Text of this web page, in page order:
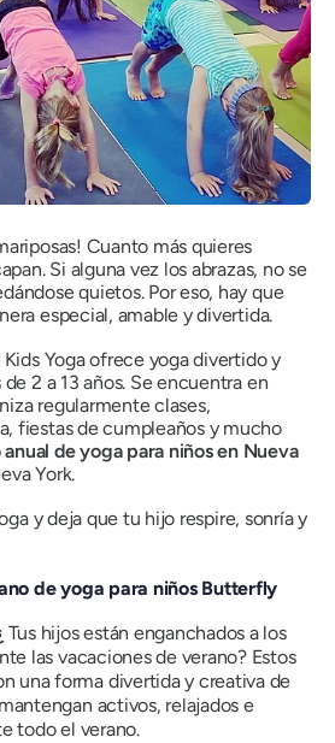
Cuanto más quieres
Si alguna vez los abrazas, no se
quietos. Por eso, hay que
especial, amable y divertida.
Yoga ofrece yoga divertido y
2 a 13 años. Se encuentra en
regularmente clases,
fiestas de cumpleaños y mucho
de yoga para niños en Nueva
York.
y deja que tu hijo respire, sonría y
de yoga para niños Butterfly
Tus hijos están enganchados a los
las vacaciones de verano? Estos
una forma divertida y creativa de
activos, relajados e
todo el verano.